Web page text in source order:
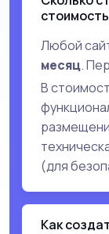
Любой
месяц.
В
(для
Как